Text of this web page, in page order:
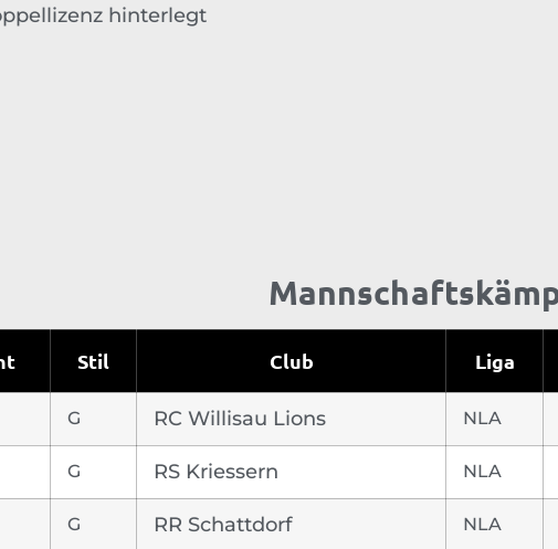
hinterlegt
Stil Club Liga
G RC Willisau Lions NLA
G RS Kriessern NLA
G RR Schattdorf NLA